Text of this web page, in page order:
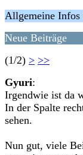
Allgemeine
Neue Beiträge
(1/2) > >>
Gyuri:
Irgendwie ist da
In der Spalte
sehen.
Nun gut, viele